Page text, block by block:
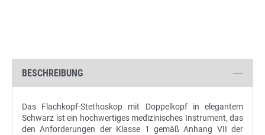
BESCHREIBUNG
Das Flachkopf-Stethoskop mit Doppelkopf in elegantem
Schwarz ist ein hochwertiges medizinisches Instrument, das
den Anforderungen der Klasse 1 gemäß Anhang VII der